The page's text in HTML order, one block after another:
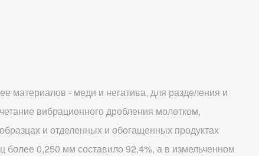
материалов - меди и негатива, для разделения и
вибрационного дробления молотком,
и отделенных и обогащенных продуктах
более 0,250 мм составило 92,4%, а в измельченном